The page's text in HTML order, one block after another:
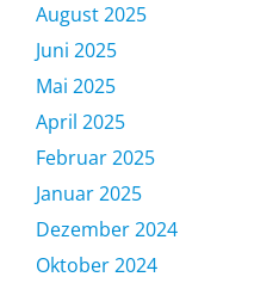
August 2025
Juni 2025
Mai 2025
April 2025
Februar 2025
Januar 2025
Dezember 2024
Oktober 2024